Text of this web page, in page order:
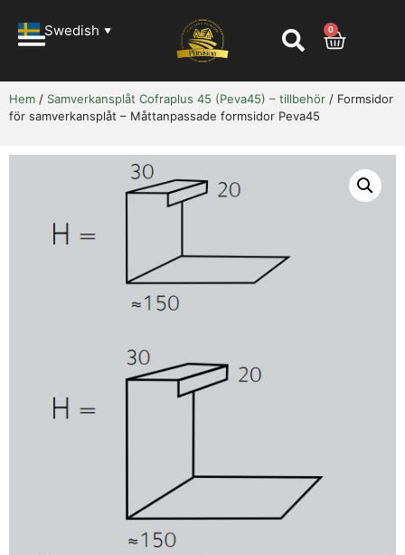
Swedish ▼ 0
Hem / Samverkansplåt Cofraplus 45 (Peva45) – tillbehör / Formsidor
för samverkansplåt – Måttanpassade formsidor Peva45